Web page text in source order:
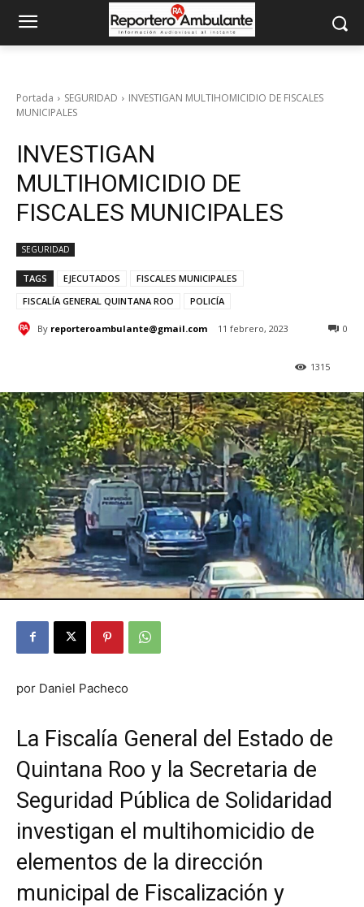
Portada SEGURIDAD
INVESTIGAN MULTIHOMICIDIO DE FISCALES
MUNICIPALES
INVESTIGAN
MULTIHOMICIDIO DE
FISCALES MUNICIPALES
SEGURIDAD
TAGS EJECUTADOS
FISCALES MUNICIPALES
FISCALÍA GENERAL QUINTANA ROO
POLICÍA
By reporteroambulante@gmail.com 11 febrero, 2023 0
1315
por Daniel Pacheco
La Fiscalía General del Estado de
Quintana Roo y la Secretaria de
Seguridad Pública de Solidaridad
investigan el multihomicidio de
elementos de la dirección
municipal de Fiscalización y